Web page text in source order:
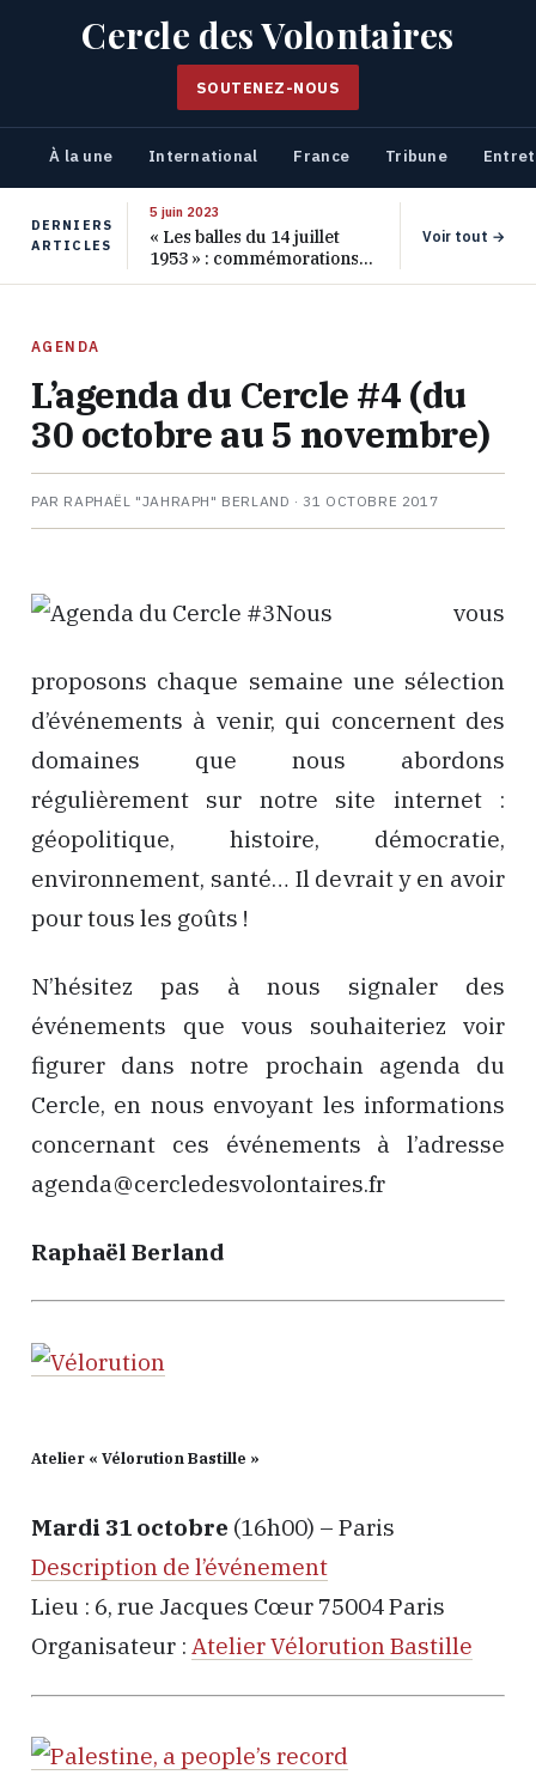
Cercle des Volontaires
SOUTENEZ-NOUS
À la une International France Tribune
DERNIERS
ARTICLES
5 juin 2023
« Les balles du 14 juillet
1953 » : commémorations
pour les 70 ans de ce
Voir tout →
AGENDA
L’agenda du Cercle #4 (du
30 octobre au 5 novembre)
PAR RAPHAËL "JAHRAPH" BERLAND ·31 OCTOBRE 2017
Nous vous
proposons chaque semaine une sélection
d’événements à venir, qui concernent des
domaines que nous abordons
régulièrement sur notre site internet :
géopolitique, histoire, démocratie,
environnement, santé… Il devrait y en avoir
pour tous les goûts !
N’hésitez pas à nous signaler des
événements que vous souhaiteriez voir
figurer dans notre prochain agenda du
Cercle, en nous envoyant les informations
concernant ces événements à l’adresse
agenda@cercledesvolontaires.fr
Raphaël Berland
Atelier « Vélorution Bastille »
Mardi 31 octobre (16h00) – Paris
Description de l’événement
Lieu : 6, rue Jacques Cœur 75004 Paris
Organisateur : Atelier Vélorution Bastille